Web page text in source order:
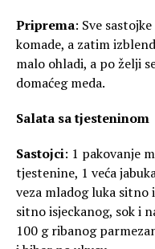
Priprema: Sve
komade, a zatim
malo ohladi, a po želji
domaćeg meda.
Salata sa tjesteninom
Sastojci: 1 pakovanje
tjestenine, 1 veća
veza mladog luka sitno
sitno isjeckanog, sok i
100 g ribanog